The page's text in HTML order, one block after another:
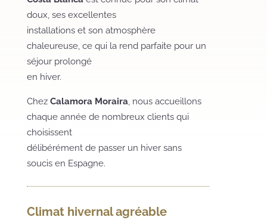
doux, ses excellentes
installations et son atmosphère
chaleureuse, ce qui la rend parfaite pour un
séjour prolongé
en hiver.
Chez Calamora Moraira, nous accueillons
chaque année de nombreux clients qui
choisissent
délibérément de passer un hiver sans
soucis en Espagne.
Climat hivernal agréable